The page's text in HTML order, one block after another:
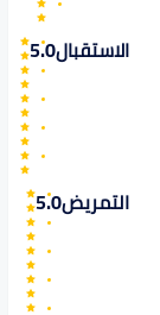
الاستقبال5.0
التمريض5.0